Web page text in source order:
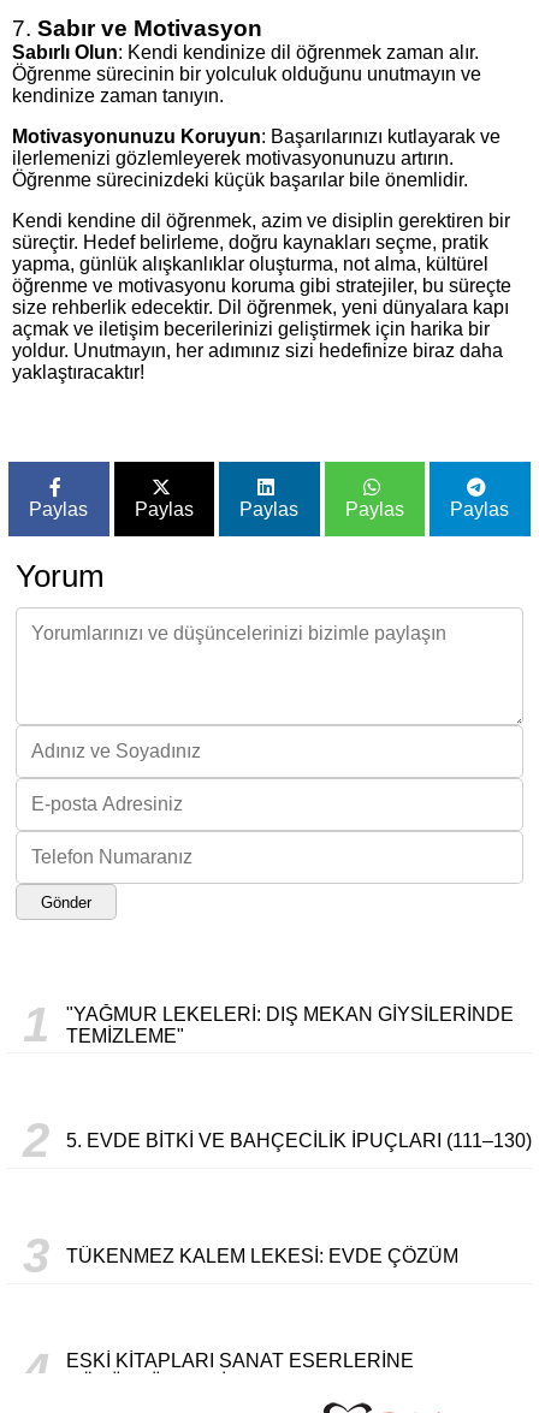
7. Sabır ve Motivasyon
Sabırlı Olun: Kendi kendinize dil öğrenmek zaman alır.
Öğrenme sürecinin bir yolculuk olduğunu unutmayın ve
kendinize zaman tanıyın.
Motivasyonunuzu Koruyun: Başarılarınızı kutlayarak ve
ilerlemenizi gözlemleyerek motivasyonunuzu artırın.
Öğrenme sürecinizdeki küçük başarılar bile önemlidir.
Kendi kendine dil öğrenmek, azim ve disiplin gerektiren bir
süreçtir. Hedef belirleme, doğru kaynakları seçme, pratik
yapma, günlük alışkanlıklar oluşturma, not alma, kültürel
öğrenme ve motivasyonu koruma gibi stratejiler, bu süreçte
size rehberlik edecektir. Dil öğrenmek, yeni dünyalara kapı
açmak ve iletişim becerilerinizi geliştirmek için harika bir
yoldur. Unutmayın, her adımınız sizi hedefinize biraz daha
yaklaştıracaktır!
Paylas Paylas Paylas Paylas Paylas
Yorum
Gönder
1
"YAĞMUR LEKELERI: DIŞ MEKAN GIYSILERINDE
TEMIZLEME"
2 5. EVDE BITKI VE BAHÇECILIK İPUÇLARI (111–130)
3 TÜKENMEZ KALEM LEKESI: EVDE ÇÖZÜM
4
ESKI KITAPLARI SANAT ESERLERINE